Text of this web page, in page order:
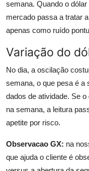
semana. Quando o
mercado passa a tratar
apenas como ruído
Variação do
No dia, a oscilação
semana, o que pesa é a
dados de atividade. Se
na semana, a leitura
apetite por risco.
Observacao GX: na
que ajuda o cliente é